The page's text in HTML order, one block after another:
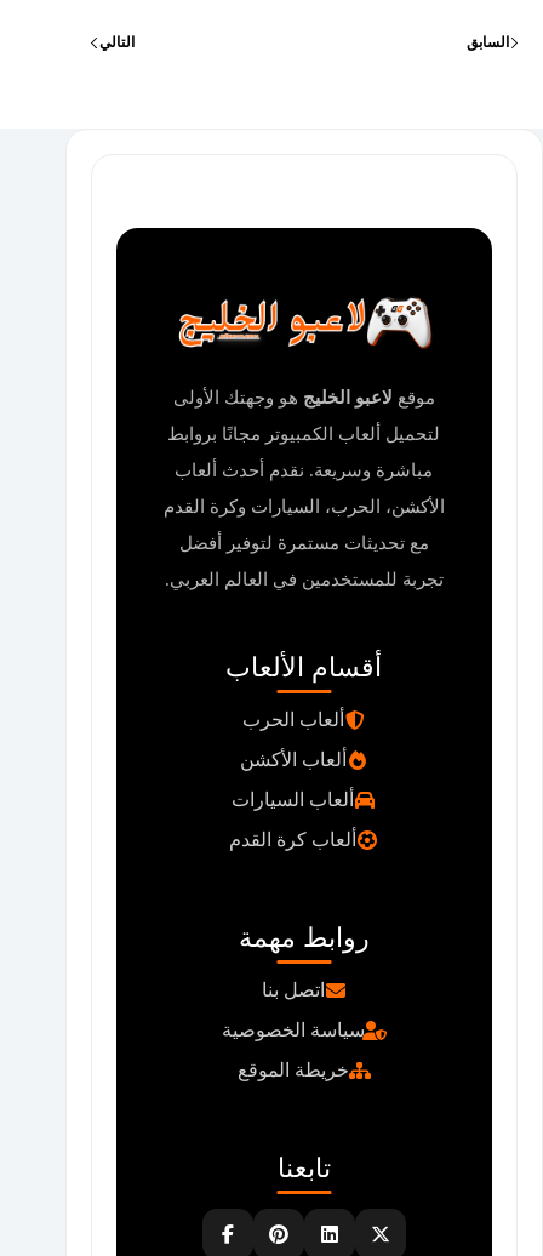
السابق التالي
موقع لاعبو الخليج هو وجهتك الأولى
لتحميل ألعاب الكمبيوتر مجانًا بروابط
مباشرة وسريعة. نقدم أحدث ألعاب
الأكشن، الحرب، السيارات وكرة القدم
مع تحديثات مستمرة لتوفير أفضل
تجربة للمستخدمين في العالم العربي.
أقسام الألعاب
ألعاب الحرب
ألعاب الأكشن
ألعاب السيارات
ألعاب كرة القدم
روابط مهمة
اتصل بنا
سياسة الخصوصية
خريطة الموقع
تابعنا